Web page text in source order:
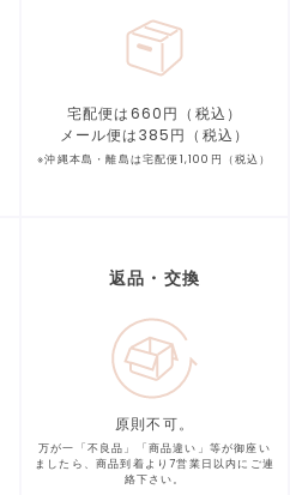
宅配便は660円（税込）
メール便は385円（税込）
※沖縄本島・離島は宅配便1,100円（税込）
返品・交換
原則不可。
万が一「不良品」「商品違い」等が御座い
ましたら、商品到着より7営業日以内にご連
絡下さい。